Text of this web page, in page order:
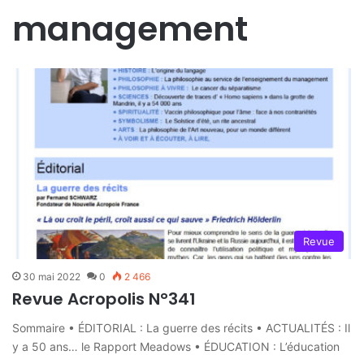
management
Revue
30 mai 2022 0 2 466
Revue Acropolis N°341
Sommaire • ÉDITORIAL : La guerre des récits • ACTUALITÉS : Il
y a 50 ans… le Rapport Meadows • ÉDUCATION : L’éducation